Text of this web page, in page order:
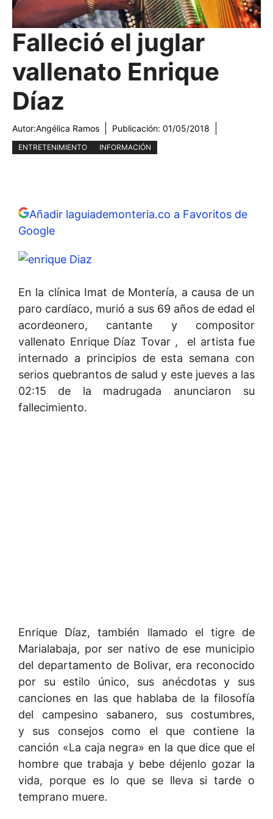
Falleció el juglar
vallenato Enrique
Díaz
Autor:Angélica Ramos Publicación: 01/05/2018
ENTRETENIMIENTO INFORMACIÓN
Añadir laguiademonteria.co a Favoritos de
Google
En la clínica Imat de Montería, a causa de un
paro cardíaco, murió a sus 69 años de edad el
acordeonero, cantante y compositor
vallenato Enrique Díaz Tovar , el artista fue
internado a principios de esta semana con
serios quebrantos de salud y este jueves a las
02:15 de la madrugada anunciaron su
fallecimiento.
Enrique Díaz, también llamado el tigre de
Marialabaja, por ser nativo de ese municipio
del departamento de Bolivar, era reconocido
por su estilo único, sus anécdotas y sus
canciones en las que hablaba de la filosofía
del campesino sabanero, sus costumbres,
y sus consejos como el que contiene la
canción «La caja negra» en la que dice que el
hombre que trabaja y bebe déjenlo gozar la
vida, porque es lo que se lleva si tarde o
temprano muere.